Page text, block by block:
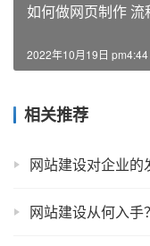
2022年10月19日 pm4:44
相关推荐
网站建设对企业
网站建设从何入手